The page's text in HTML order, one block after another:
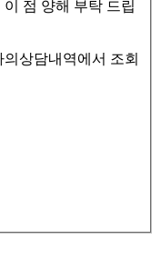
점 양해 부탁 드립
상담내역에서 조회